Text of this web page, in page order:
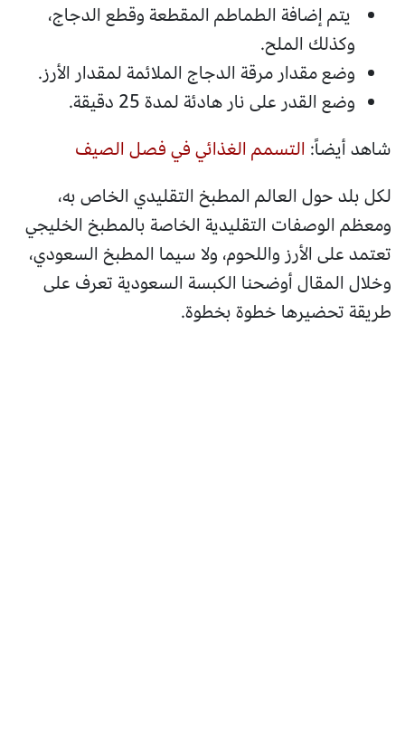
يتم إضافة الطماطم المقطعة وقطع الدجاج،
وكذلك الملح.
وضع مقدار مرقة الدجاج الملائمة لمقدار الأرز.
وضع القدر على نار هادئة لمدة 25 دقيقة.
شاهد أيضاً: التسمم الغذائي في فصل الصيف
لكل بلد حول العالم المطبخ التقليدي الخاص به،
ومعظم الوصفات التقليدية الخاصة بالمطبخ الخليجي
تعتمد على الأرز واللحوم، ولا سيما المطبخ السعودي،
وخلال المقال أوضحنا الكبسة السعودية تعرف على
طريقة تحضيرها خطوة بخطوة.